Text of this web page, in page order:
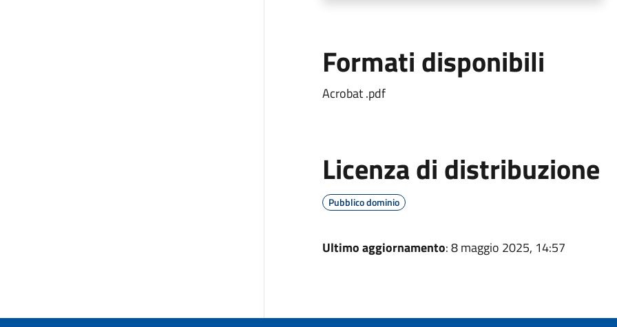
Formati disponibili
Acrobat .pdf
Licenza di distribuzione
Pubblico dominio
Ultimo aggiornamento: 8 maggio 2025, 14:57